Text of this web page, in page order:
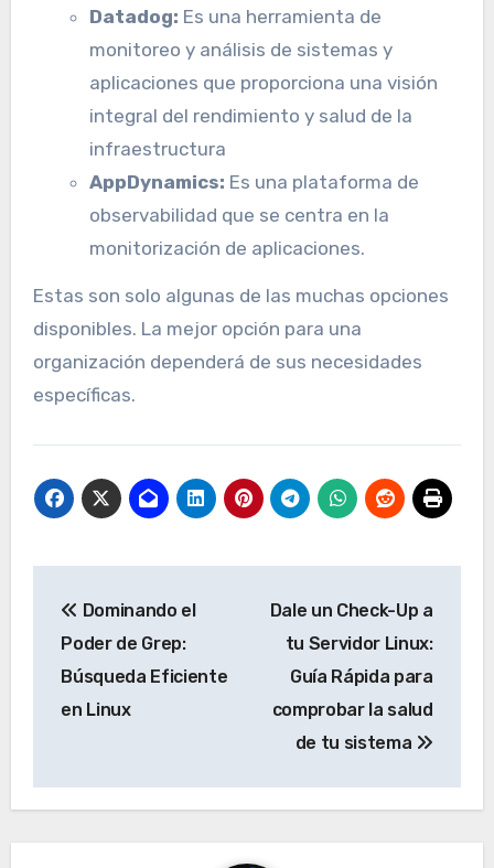
Datadog: Es una herramienta de
monitoreo y análisis de sistemas y
aplicaciones que proporciona una visión
integral del rendimiento y salud de la
infraestructura
AppDynamics: Es una plataforma de
observabilidad que se centra en la
monitorización de aplicaciones.
Estas son solo algunas de las muchas opciones
disponibles. La mejor opción para una
organización dependerá de sus necesidades
específicas.
de
entradas
Dominando el
Poder de Grep:
Búsqueda Eficiente
en Linux
Dale un Check-Up a
tu Servidor Linux:
Guía Rápida para
comprobar la salud
de tu sistema